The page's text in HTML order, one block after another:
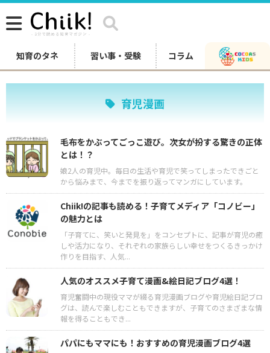
知育のタネ 習い事・受験 コラム
育児漫画
毛布をかぶってごっこ遊び。次女が扮する驚きの正体
とは！？
娘2人の育児中。毎日の生活や育児で笑ってしまったできごと
から悩みまで、今までを振り返ってマンガにしています。
Chiik!の記事も読める！子育てメディア「コノビー」
の魅力とは
「子育てに、笑いと発見を」をコンセプトに、記事が育児の癒
しや活力になり、それぞれの家族らしい幸せをつくるきっかけ
作りを目指す、人気...
人気のオススメ子育て漫画&絵日記ブログ4選！
育児奮闘中の現役ママが綴る育児漫画ブログや育児絵日記ブロ
グは、読んで楽しむこともできますが、子育てのさまざまな情
報を得ることもでき...
パパにもママにも！おすすめの育児漫画ブログ4選